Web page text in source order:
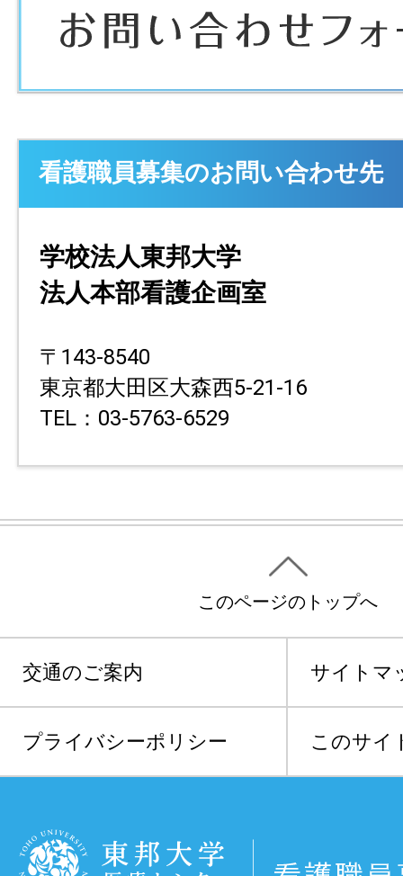
看護職員募集のお問い合わせ先
学校法人東邦大学
法人本部看護企画室
〒143-8540
東京都大田区大森西5-21-16
TEL：03-5763-6529
このページのトップへ
交通のご案内 サイトマ
プライバシーポリシー このサイ